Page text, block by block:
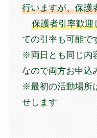
行いますが、保護
保護者引率歓迎
ての引率も可能で
※両日とも同じ内
なので両方お申込
※最初の活動場所
せします